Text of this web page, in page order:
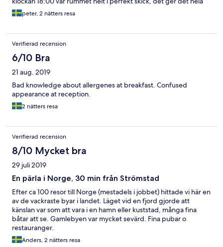
en väldigt högre nivå än det skulle fått annars. Men det var bra
ljudisolerat det måste jag tillstå, för det var högt i tak och inga
peter, 2 nätters resa
Verifierad recension
6/10 Bra
21 aug. 2019
Bad knowledge about allergenes at breakfast. Confused
appearance at reception.
2 nätters resa
Verifierad recension
8/10 Mycket bra
29 juli 2019
En pärla i Norge, 30 min från Strömstad
Efter ca 100 resor till Norge (mestadels i jobbet) hittade vi här en
av de vackraste byar i landet. Läget vid en fjord gjorde att
känslan var som att vara i en hamn eller kuststad, många fina
båtar att se. Gamlebyen var mycket sevärd. Fina pubar o
restauranger.
Anders, 2 nätters resa